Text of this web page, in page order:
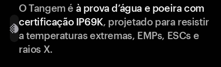
O Tangem é à prova d’água e poeira com
certificação IP69K, projetado para resistir
a temperaturas extremas, EMPs, ESCs e
raios X.